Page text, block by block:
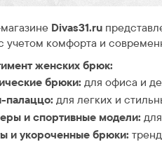
Divas31.ru
учетом комфорта и
женских брюк:
брюки: для офиса и
палаццо: для легких и
и спортивные модели:
и укороченные брюки: